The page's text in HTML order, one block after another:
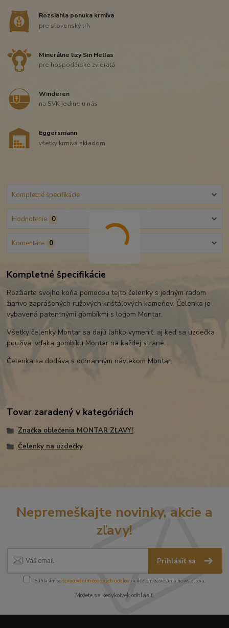
Rozsiahla ponuka krmiva
pre slovenský trh
Minerálne lizy Sin Hellas
pre hospodárske zvieratá
Winderen
na SVK jedine u nás
Eggersmann
všetky krmivá skladom
Kompletné špecifikácie
Hodnotenie 0
Komentáre 0
Kompletné špecifikácie
Rozžiarte svojho koňa pomocou tejto čelenky s jedným radom
žiarivo zaprášených ružových krištáľových kameňov. Čelenka je
vybavená patentnými gombíkmi s logom Montar.
Všetky čelenky Montar sa dajú ľahko vymeniť, aj keď sa uzdečka
používa, vďaka gombíku Montar na každej strane.
Čelenka sa dodáva s ochranným návlekom Montar.
Tovar zaradený v kategóriách
Značka oblečenia MONTAR ZĽAVY!
Čelenky na uzdečky
Nepremeškajte novinky, akcie a
zľavy!
Prihlásiť sa
Súhlasím sospracovaním osobných údajov za účelom zasielania newslettera.
Môžete sa kedykoľvek odhlásiť.